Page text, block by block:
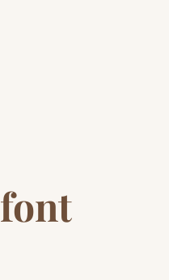
font